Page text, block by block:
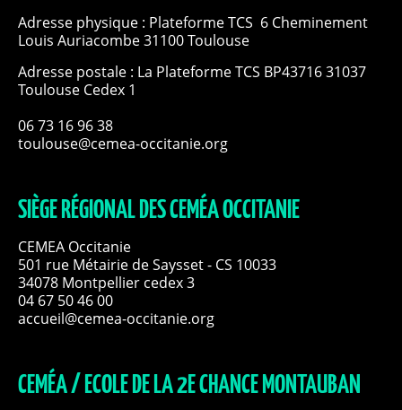
Adresse physique : Plateforme TCS 6 Cheminement
Louis Auriacombe 31100 Toulouse
Adresse postale : La Plateforme TCS BP43716 31037
Toulouse Cedex 1
06 73 16 96 38
toulouse@cemea-occitanie.org
SIÈGE RÉGIONAL DES CEMÉA OCCITANIE
CEMEA Occitanie
501 rue Métairie de Saysset - CS 10033
34078 Montpellier cedex 3
04 67 50 46 00
accueil@cemea-occitanie.org
CEMÉA / ECOLE DE LA 2E CHANCE MONTAUBAN